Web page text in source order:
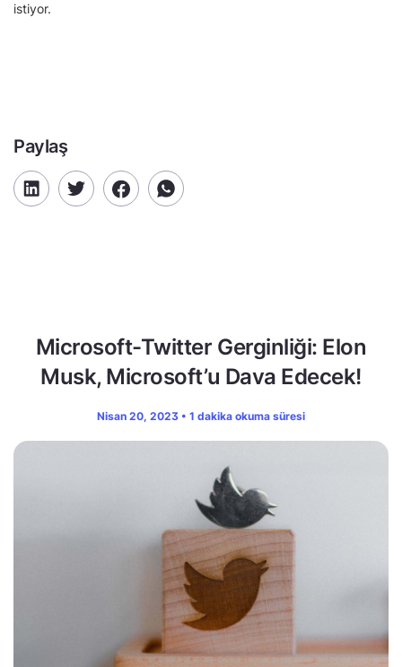
istiyor.
Paylaş
Microsoft-Twitter Gerginliği: Elon
Musk, Microsoft’u Dava Edecek!
Nisan 20, 2023 • 1 dakika okuma süresi